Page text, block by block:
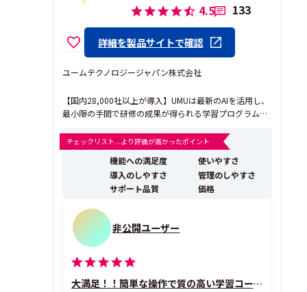
4.5 133
詳細を製品サイトで確認
ユームテクノロジージャパン株式会社
【国内28,000社以上が導入】UMUは最新のAIを活用し、
最小限の手間で研修の成果が得られる学習プログラムを
す。AIでコンテンツの作成を加速させ、AIとの繰り返し
の会話型トレーニングで、現場で使える「対話力」を高
められます。 世界203の国と地域で100万社以上...
チェックリスト...より評価が高かったポイント
機能への満足度
使いやすさ
導入のしやすさ
管理のしやすさ
サポート品質
価格
非公開ユーザー
大満足！！簡単な操作で質の高い学習コースがすぐ作成できる！